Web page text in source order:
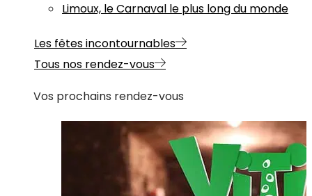
Limoux, le Carnaval le plus long du monde
Les fêtes incontournables
Tous nos rendez-vous
Vos prochains rendez-vous